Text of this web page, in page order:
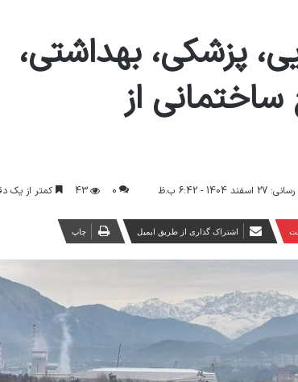
پزشکی، بهداشتی،
از
- 6:42 ب.ظ 0
43 کمتر از یک
اشتراک گذاری از طریق ایمیل چاپ